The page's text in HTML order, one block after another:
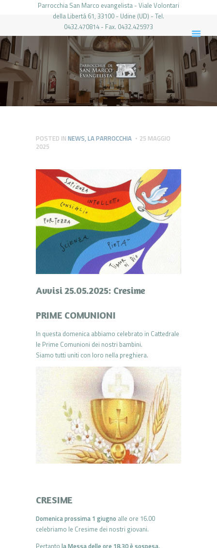
Parrocchia San Marco evangelista - Viale Volontari
della Libertá 61, 33100 - Udine (UD) - Tel.
0432.470814 - Fax. 0432.425973
PARROCCHIA DI SAN MARCO UDINE
HOME
LA PARROCCHIA
IL PARROCO
LE ATTIVITÀ
PIERABECH
FOTO E VIDEO
CONTATTI
LOGIN
POSTED IN NEWS,LA PARROCCHIA
25 MAGGIO
2025
Avvisi 25.05.2025: Cresime
PRIME COMUNIONI
In questa domenica abbiamo celebrato in Cattedrale
le Prime Comunioni dei nostri bambini.
Siamo tutti uniti con loro nella preghiera.
CRESIME
Domenica prossima 1 giugno alle ore 16.00
celebriamo le Cresime dei nostri giovani.